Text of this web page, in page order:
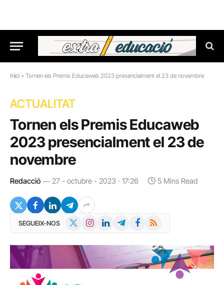
Inici » Tornen els Premis Educaweb 2023 presencialment el 23 de novembre
ACTUALITAT
Tornen els Premis Educaweb
2023 presencialment el 23 de
novembre
Redacció 27 - octubre - 2023 · 17:26 5 Mins Read
SEGUEIX-NOS InstagramLinkedInTelegramFacebook
RSS